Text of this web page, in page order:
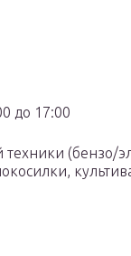
до 17:00
(бензо/